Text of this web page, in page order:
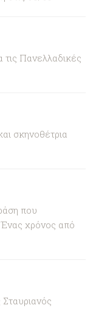
Πανελλαδικές
σκηνοθέτρια
που
χρόνος από